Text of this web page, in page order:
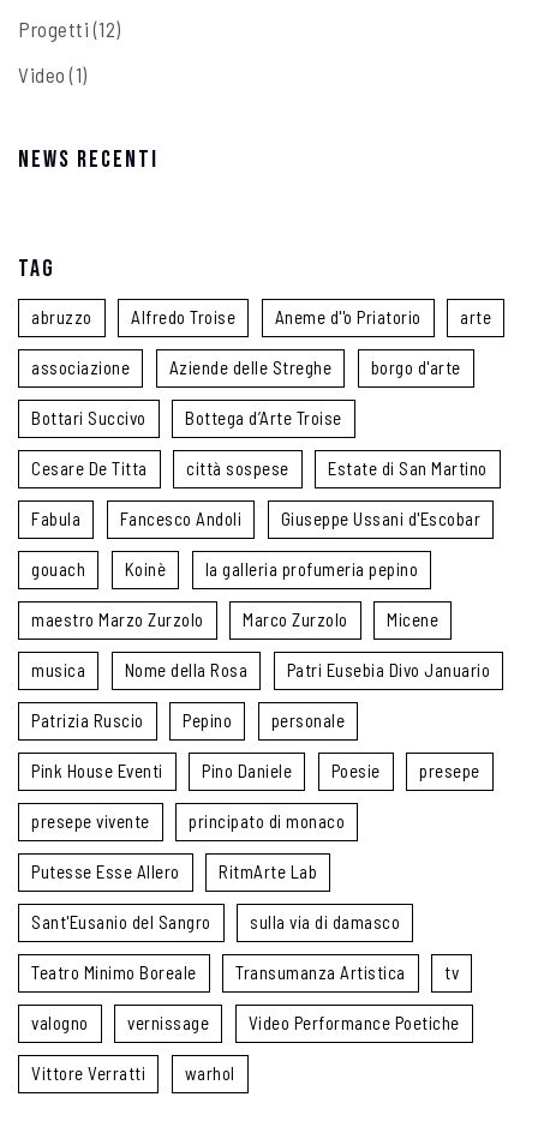
Progetti (12)
Video (1)
News recenti
Tag
abruzzo Alfredo Troise Aneme d''o Priatorio arte
associazione Aziende delle Streghe borgo d'arte
Bottari Succivo Bottega d’Arte Troise
Cesare De Titta città sospese Estate di San Martino
Fabula Fancesco Andoli Giuseppe Ussani d'Escobar
gouach Koinè la galleria profumeria pepino
maestro Marzo Zurzolo Marco Zurzolo Micene
musica Nome della Rosa Patri Eusebia Divo Januario
Patrizia Ruscio Pepino personale
Pink House Eventi Pino Daniele Poesie presepe
presepe vivente principato di monaco
Putesse Esse Allero RitmArte Lab
Sant'Eusanio del Sangro sulla via di damasco
Teatro Minimo Boreale Transumanza Artistica tv
valogno vernissage Video Performance Poetiche
Vittore Verratti warhol